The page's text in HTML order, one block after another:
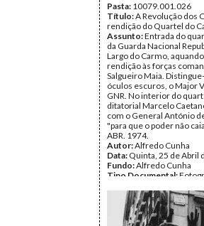
Pasta: 10079.001.026
Título:A Revolução dos
rendição do Quartel do
Assunto:Entrada do
da Guarda Nacional
Largo do Carmo,
rendição às forças
Salgueiro Maia.
óculos escuros, o Major
GNR. No interior do
ditatorial Marcelo
com o General António
"para que o poder não
ABR. 1974.
Autor:Alfredo Cunha
Data: Quinta, 25 de Abril
Fundo:Alfredo Cunha
Tipo Documental: